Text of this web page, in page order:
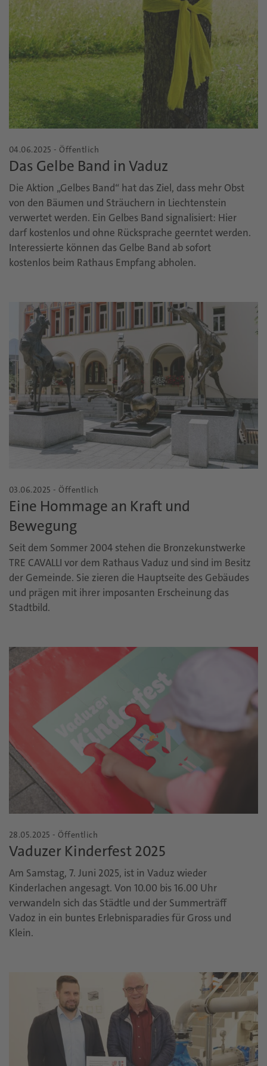
04.06.2025 - Öffentlich
Das Gelbe Band in Vaduz
Die Aktion „Gelbes Band“ hat das Ziel, dass mehr Obst
von den Bäumen und Sträuchern in Liechtenstein
verwertet werden. Ein Gelbes Band signalisiert: Hier
darf kostenlos und ohne Rücksprache geerntet werden.
Interessierte können das Gelbe Band ab sofort
kostenlos beim Rathaus Empfang abholen.
03.06.2025 - Öffentlich
Eine Hommage an Kraft und
Bewegung
Seit dem Sommer 2004 stehen die Bronzekunstwerke
TRE CAVALLI vor dem Rathaus Vaduz und sind im Besitz
der Gemeinde. Sie zieren die Hauptseite des Gebäudes
und prägen mit ihrer imposanten Erscheinung das
Stadtbild.
28.05.2025 - Öffentlich
Vaduzer Kinderfest 2025
Am Samstag, 7. Juni 2025, ist in Vaduz wieder
Kinderlachen angesagt. Von 10.00 bis 16.00 Uhr
verwandeln sich das Städtle und der Summerträff
Vadoz in ein buntes Erlebnisparadies für Gross und
Klein.